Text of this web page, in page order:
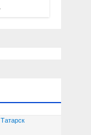
Татарск